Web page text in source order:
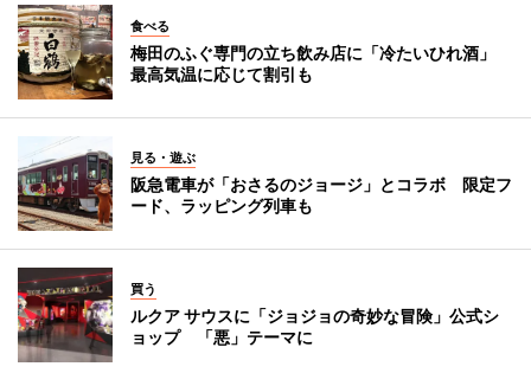
食べる
梅田のふぐ専門の立ち飲み店に「冷たいひれ酒」
最高気温に応じて割引も
見る・遊ぶ
阪急電車が「おさるのジョージ」とコラボ 限定フ
ード、ラッピング列車も
買う
ルクア サウスに「ジョジョの奇妙な冒険」公式シ
ョップ 「悪」テーマに